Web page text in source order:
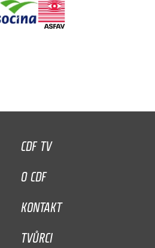
CDF TV
O CDF
KONTAKT
TVŮRCI